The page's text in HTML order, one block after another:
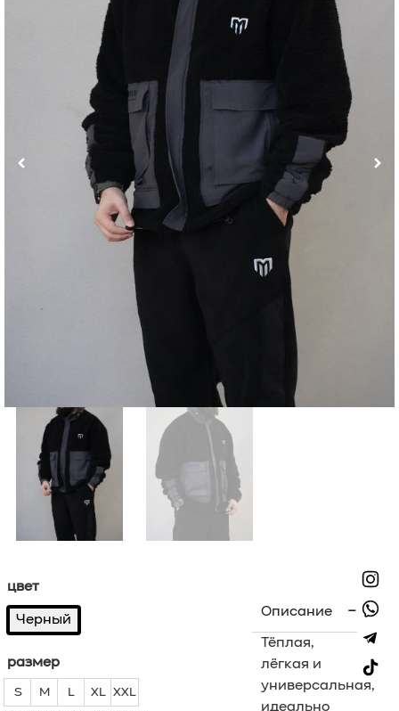
цвет
Черный
размер
S
S
M
M
L
L
XL
XL
XXL
XXL
Описание
Тёплая,
лёгкая и
универсальная,
идеально